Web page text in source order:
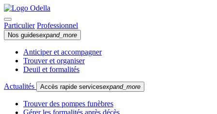
Particulier Professionnel
Nos guidesexpand_more
Anticiper et accompagner
Trouver et organiser
Deuil et formalités
Actualités Accès rapide servicesexpand_more
Trouver des pompes funèbres
Gérer les formalités après décès